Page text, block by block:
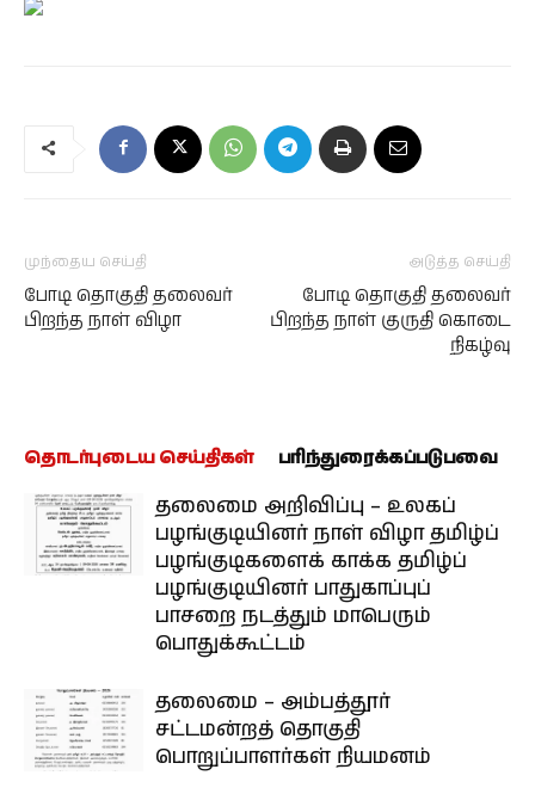
முந்தைய செய்தி
போடி தொகுதி தலைவர்
பிறந்த நாள் விழா
அடுத்த செய்தி
போடி தொகுதி தலைவர்
பிறந்த நாள் குருதி கொடை
நிகழ்வு
தொடர்புடைய செய்திகள் பரிந்துரைக்கப்படுபவை
தலைமை அறிவிப்பு – உலகப்
பழங்குடியினர் நாள் விழா தமிழ்ப்
பழங்குடிகளைக் காக்க தமிழ்ப்
பழங்குடியினர் பாதுகாப்புப்
பாசறை நடத்தும் மாபெரும்
பொதுக்கூட்டம்
தலைமை – அம்பத்தூர்
சட்டமன்றத் தொகுதி
பொறுப்பாளர்கள் நியமனம்